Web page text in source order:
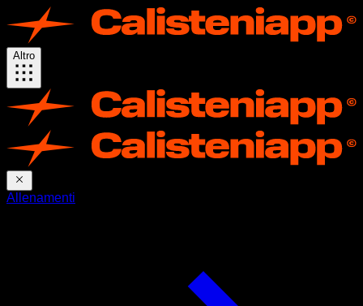
Altro
Allenamenti